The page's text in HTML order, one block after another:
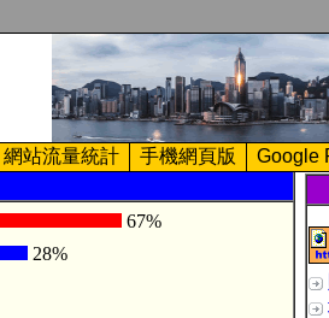
網站流量統計 手機網頁版 Google
67%
28%